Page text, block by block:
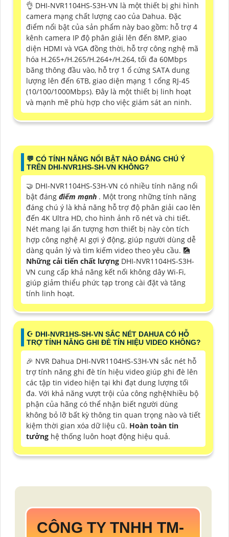
👌 DHI-NVR1104HS-S3H-VN là một thiết bị ghi hình
camera mạng chất lượng cao của Dahua. Đặc
điểm nổi bật của sản phẩm này bao gồm: hỗ trợ 4
kênh camera IP độ phân giải lên đến 8MP, giao
diện HDMI và VGA đồng thời, hỗ trợ công nghệ mã
hóa H.265+/H.265/H.264+/H.264, tối đa 60Mbps
băng thông đầu vào, hỗ trợ 1 ổ cứng SATA dung
lượng lên đến 6TB, giao diện mạng 1 cổng RJ-45
(10/100/1000Mbps). Đây là một thiết bị linh hoạt
và mạnh mẽ phù hợp cho việc giám sát an ninh.
️💬 CÓ TÍNH NĂNG NỔI BẬT NÀO ĐÁNG CHÚ Ý
TRÊN DHI-NVR1HS-SH-VN KHÔNG?
🤝 DHI-NVR1104HS-S3H-VN có nhiều tính năng nổi
bật đáng điểm mạnh . Một trong những tính năng
đáng chú ý là khả năng hỗ trợ độ phân giải cao lên
đến 4K Ultra HD, cho hình ảnh rõ nét và chi tiết.
Nét mang lại ấn tượng hơn thiết bị này còn tích
hợp công nghệ AI gợi ý động, giúp người dùng dễ
dàng quản lý và tìm kiếm video theo yêu cầu. 🎑
Những cải tiến chất lượng DHI-NVR1104HS-S3H-
VN cung cấp khả năng kết nối không dây Wi-Fi,
giúp giảm thiểu phức tạp trong cài đặt và tăng
tính linh hoạt.
☪ DHI-NVR1HS-SH-VN SẮC NÉT DAHUA CÓ HỖ
TRỢ TÍNH NĂNG GHI ĐÈ TÍN HIỆU VIDEO KHÔNG?
️🎉 NVR Dahua DHI-NVR1104HS-S3H-VN sắc nét hỗ
trợ tính năng ghi đè tín hiệu video giúp ghi đè lên
các tập tin video hiện tại khi đạt dung lượng tối
đa. Với khả năng vượt trội của công nghệNhiều bộ
phận của hãng có thể nhận biết người dùng
không bỏ lỡ bất kỳ thông tin quan trọng nào và tiết
kiệm thời gian xóa dữ liệu cũ. Hoàn toàn tin
tưởng hệ thống luôn hoạt động hiệu quả.
CÔNG TY TNHH TM-